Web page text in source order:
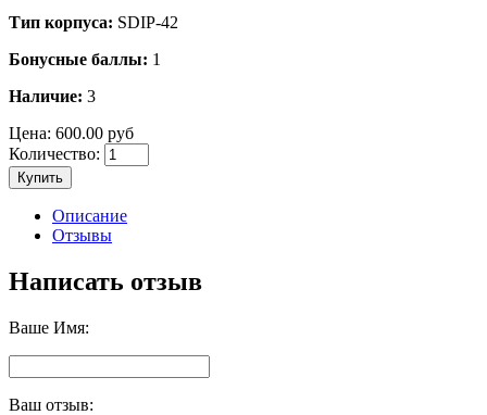
Тип корпуса: SDIP-42
Бонусные баллы: 1
Наличие: 3
Цена: 600.00 руб
Количество:
Купить
Описание
Отзывы
Написать отзыв
Ваше Имя:
Ваш отзыв: